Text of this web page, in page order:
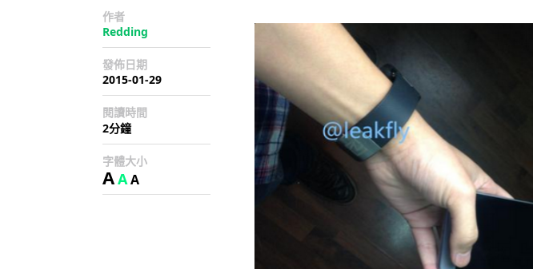
作者
Redding
發佈日期
2015-01-29
閱讀時間
2分鐘
字體大小
AAA